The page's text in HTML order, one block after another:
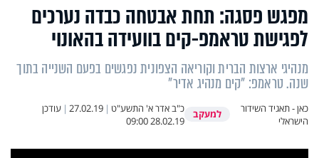
מפגש פסגה: תחת אבטחה כבדה נערכים
לפגישת טראמפ-קים בוועידה בהאונוי
מנהיגי ארצות הברית וקוריאה הצפונית נפגשים בפעם השנייה בתוך
שנה. טראמפ: "קים מנהיג אדיר"
כאן - תאגיד השידור
הישראלי
למעקב כ"ב אדר א' התשע"ט |
27.02.19
| עודכן
28.02.19 09:00
This